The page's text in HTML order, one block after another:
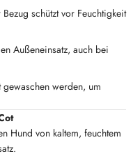
Bezug schützt vor Feuchtigkeit
Außeneinsatz, auch bei
gewaschen werden, um
Hund von kaltem, feuchtem